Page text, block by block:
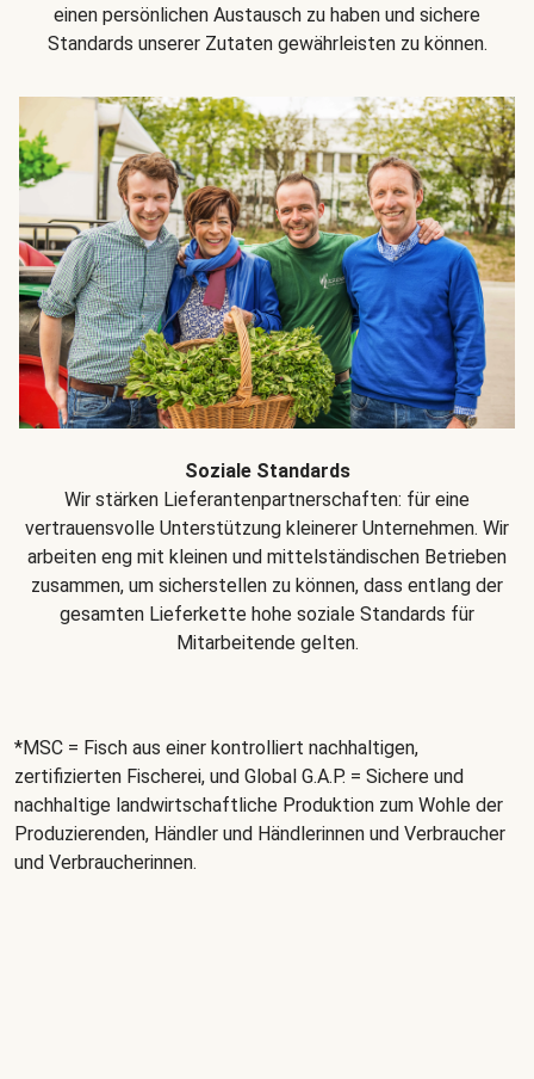
einen persönlichen Austausch zu haben und sichere
Standards unserer Zutaten gewährleisten zu können.
Soziale Standards
Wir stärken Lieferantenpartnerschaften: für eine
vertrauensvolle Unterstützung kleinerer Unternehmen. Wir
arbeiten eng mit kleinen und mittelständischen Betrieben
zusammen, um sicherstellen zu können, dass entlang der
gesamten Lieferkette hohe soziale Standards für
Mitarbeitende gelten.
*MSC = Fisch aus einer kontrolliert nachhaltigen,
zertifizierten Fischerei, und Global G.A.P. = Sichere und
nachhaltige landwirtschaftliche Produktion zum Wohle der
Produzierenden, Händler und Händlerinnen und Verbraucher
und Verbraucherinnen.